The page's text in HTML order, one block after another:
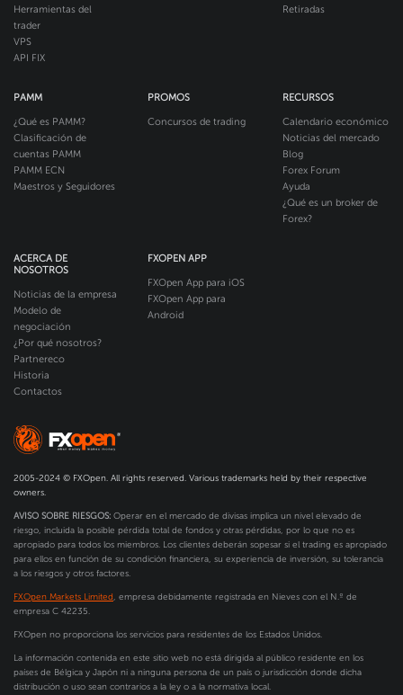
Herramientas del
trader
VPS
API FIX
Retiradas
PAMM
¿Qué es PAMM?
Clasificación de
cuentas PAMM
PAMM ECN
Maestros y Seguidores
PROMOS
Concursos de trading
RECURSOS
Calendario económico
Noticias del mercado
Blog
Forex Forum
Ayuda
¿Qué es un broker de
Forex?
ACERCA DE
NOSOTROS
Noticias de la empresa
Modelo de
negociación
¿Por qué nosotros?
Partnereco
Historia
Contactos
FXOPEN APP
FXOpen App para iOS
FXOpen App para
Android
2005-2024 © FXOpen. All rights reserved. Various trademarks held by their respective
owners.
AVISO SOBRE RIESGOS: Operar en el mercado de divisas implica un nivel elevado de
riesgo, incluida la posible pérdida total de fondos y otras pérdidas, por lo que no es
apropiado para todos los miembros. Los clientes deberán sopesar si el trading es apropiado
para ellos en función de su condición financiera, su experiencia de inversión, su tolerancia
a los riesgos y otros factores.
FXOpen Markets Limited, empresa debidamente registrada en Nieves con el N.º de
empresa C 42235.
FXOpen no proporciona los servicios para residentes de los Estados Unidos.
La información contenida en este sitio web no está dirigida al público residente en los
países de Bélgica y Japón ni a ninguna persona de un país o jurisdicción donde dicha
distribución o uso sean contrarios a la ley o a la normativa local.